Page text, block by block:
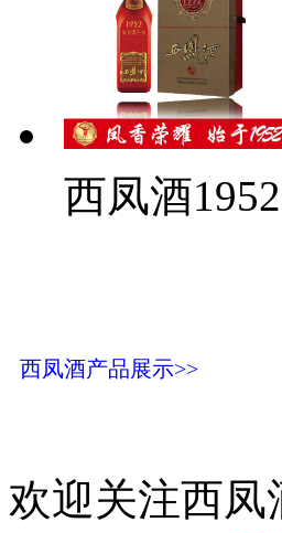
西凤酒
西凤酒产品展示>>
欢迎关注西凤